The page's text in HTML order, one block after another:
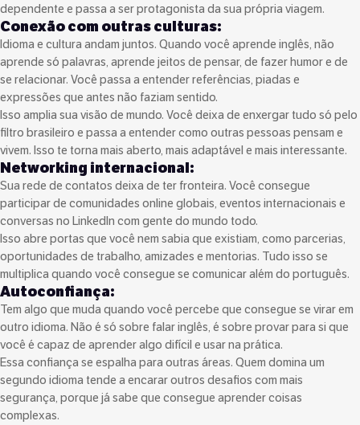
dependente e passa a ser protagonista da sua própria viagem.
Conexão com outras culturas:
Idioma e cultura andam juntos. Quando você aprende inglês, não
aprende só palavras, aprende jeitos de pensar, de fazer humor e de
se relacionar. Você passa a entender referências, piadas e
expressões que antes não faziam sentido.
Isso amplia sua visão de mundo. Você deixa de enxergar tudo só pelo
filtro brasileiro e passa a entender como outras pessoas pensam e
vivem. Isso te torna mais aberto, mais adaptável e mais interessante.
Networking internacional:
Sua rede de contatos deixa de ter fronteira. Você consegue
participar de comunidades online globais, eventos internacionais e
conversas no LinkedIn com gente do mundo todo.
Isso abre portas que você nem sabia que existiam, como parcerias,
oportunidades de trabalho, amizades e mentorias. Tudo isso se
multiplica quando você consegue se comunicar além do português.
Autoconfiança:
Tem algo que muda quando você percebe que consegue se virar em
outro idioma. Não é só sobre falar inglês, é sobre provar para si que
você é capaz de aprender algo difícil e usar na prática.
Essa confiança se espalha para outras áreas. Quem domina um
segundo idioma tende a encarar outros desafios com mais
segurança, porque já sabe que consegue aprender coisas
complexas.